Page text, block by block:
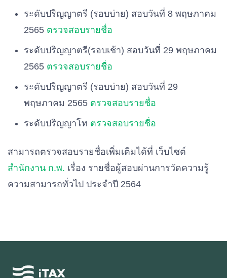
ระดับปริญญาตรี (รอบบ่าย) สอบวันที่ 8 พฤษภาคม
2565 ตรวจสอบรายชื่อ
ระดับปริญญาตรี(รอบเช้า) สอบวันที่ 29 พฤษภาคม
2565 ตรวจสอบรายชื่อ
ระดับปริญญาตรี (รอบบ่าย) สอบวันที่ 29
พฤษภาคม 2565 ตรวจสอบรายชื่อ
ระดับปริญญาโท ตรวจสอบรายชื่อ
สามารถตรวจสอบรายชื่อเพิ่มเติมได้ที่ เว็บไซต์
สำนักงาน ก.พ. เรื่อง รายชื่อผู้สอบผ่านการวัดความรู้
ความสามารถทั่วไป ประจำปี 2564